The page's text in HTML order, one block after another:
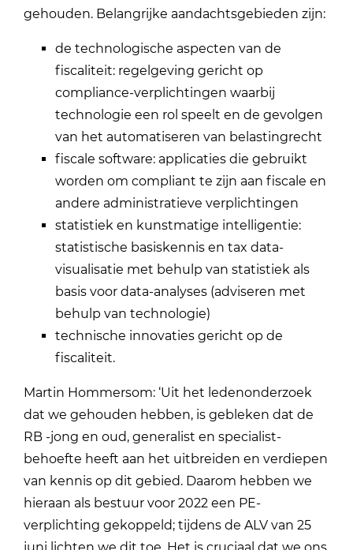
gehouden. Belangrijke aandachtsgebieden zijn:
de technologische aspecten van de
fiscaliteit: regelgeving gericht op
compliance-verplichtingen waarbij
technologie een rol speelt en de gevolgen
van het automatiseren van belastingrecht
fiscale software: applicaties die gebruikt
worden om compliant te zijn aan fiscale en
andere administratieve verplichtingen
statistiek en kunstmatige intelligentie:
statistische basiskennis en tax data-
visualisatie met behulp van statistiek als
basis voor data-analyses (adviseren met
behulp van technologie)
technische innovaties gericht op de
fiscaliteit.
Martin Hommersom: ‘Uit het ledenonderzoek
dat we gehouden hebben, is gebleken dat de
RB -jong en oud, generalist en specialist-
behoefte heeft aan het uitbreiden en verdiepen
van kennis op dit gebied. Daarom hebben we
hieraan als bestuur voor 2022 een PE-
verplichting gekoppeld; tijdens de ALV van 25
juni lichten we dit toe. Het is cruciaal dat we ons